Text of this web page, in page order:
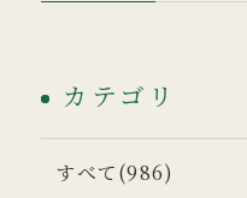
カテゴリ
すべて(986)